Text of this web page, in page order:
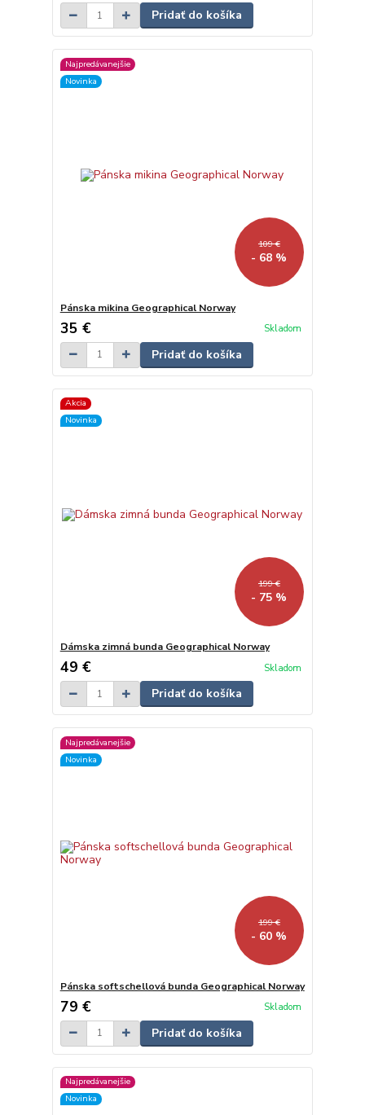
Pridať do košíka
Najpredávanejšie
Novinka
109 €
- 68 %
Pánska mikina Geographical Norway
35 € Skladom
Pridať do košíka
Akcia
Novinka
199 €
- 75 %
Dámska zimná bunda Geographical Norway
49 € Skladom
Pridať do košíka
Najpredávanejšie
Novinka
199 €
- 60 %
Pánska softschellová bunda Geographical Norway
79 € Skladom
Pridať do košíka
Najpredávanejšie
Novinka